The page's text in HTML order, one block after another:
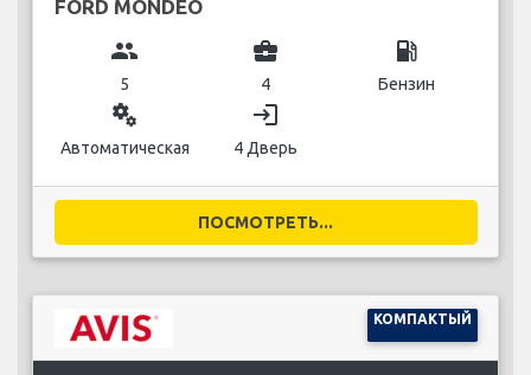
FORD MONDEO
group
5
business_center
4
local_gas_station
Бензин
miscellaneous_services
Автоматическая
login
4 Дверь
ПОСМОТРЕТЬ...
КОМПАКТЫЙ